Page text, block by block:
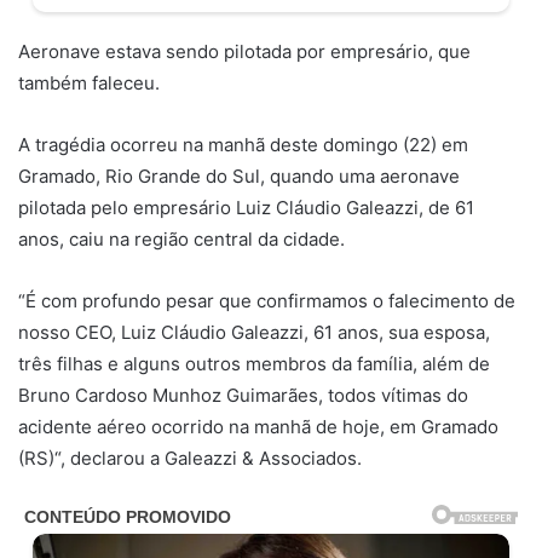
Aeronave estava sendo pilotada por empresário, que
também faleceu.
A tragédia ocorreu na manhã deste domingo (22) em
Gramado, Rio Grande do Sul, quando uma aeronave
pilotada pelo empresário Luiz Cláudio Galeazzi, de 61
anos, caiu na região central da cidade.
“É com profundo pesar que confirmamos o falecimento de
nosso CEO, Luiz Cláudio Galeazzi, 61 anos, sua esposa,
três filhas e alguns outros membros da família, além de
Bruno Cardoso Munhoz Guimarães, todos vítimas do
acidente aéreo ocorrido na manhã de hoje, em Gramado
(RS)“, declarou a Galeazzi & Associados.